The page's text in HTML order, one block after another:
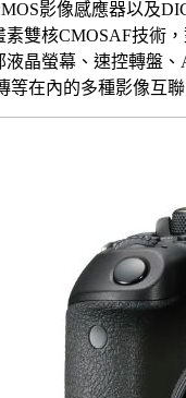
影像感應器以及
雙核CMOSAF技術
液晶螢幕、速控轉盤
等在內的多種影像互聯